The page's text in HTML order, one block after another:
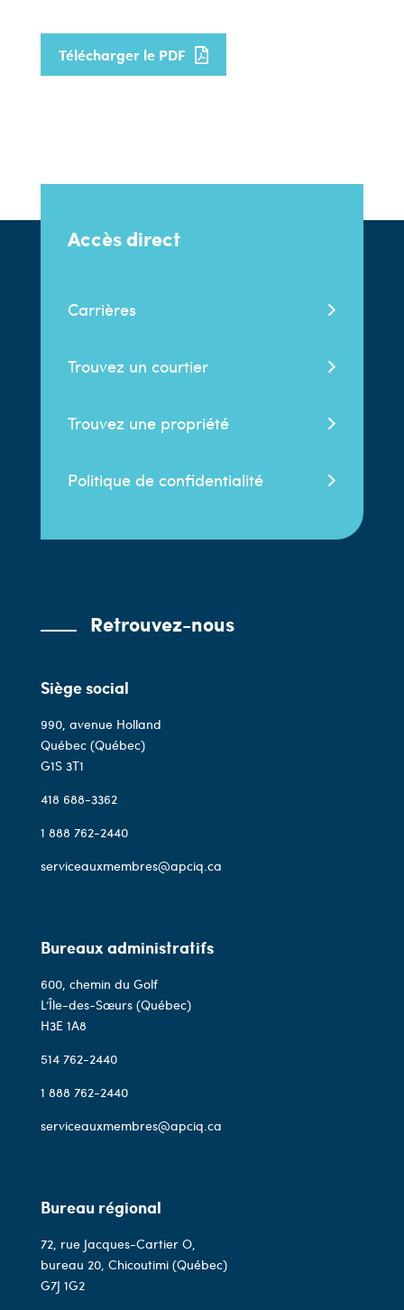
Télécharger le PDF
Accès direct
Carrières
Trouvez un courtier
Trouvez une propriété
Politique de confidentialité
Retrouvez-nous
Siège social
990, avenue Holland
Québec (Québec)
G1S 3T1
418 688-3362
1 888 762-2440
serviceauxmembres@apciq.ca
Bureaux administratifs
600, chemin du Golf
L’Île-des-Sœurs (Québec)
H3E 1A8
514 762-2440
1 888 762-2440
serviceauxmembres@apciq.ca
Bureau régional
72, rue Jacques-Cartier O,
bureau 20, Chicoutimi (Québec)
G7J 1G2